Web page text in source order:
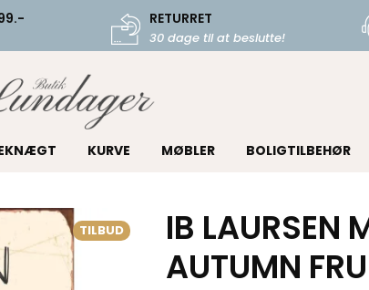
RETURRET
30 dage til at beslutte!
KURVE MØBLER BOLIGTILBEHØR
TILBUD
IB LAURSEN
AUTUMN